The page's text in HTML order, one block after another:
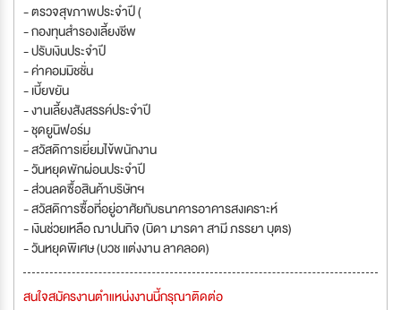
- ตรวจสุขภาพประจำปี (
- กองทุนสำรองเลี้ยงชีพ
- ปรับเงินประจำปี
- ค่าคอมมิชชั่น
- เบี้ยขยัน
- งานเลี้ยงสังสรรค์ประจำปี
- ชุดยูนิฟอร์ม
- สวัสดิการเยี่ยมไข้พนักงาน
- วันหยุดพักผ่อนประจำปี
- ส่วนลดซื้อสินค้าบริษัทฯ
- สวัสดิการซื้อที่อยู่อาศัยกับธนาคารอาคารสงเคราะห์
- เงินช่วยเหลือ ฌาปนกิจ (บิดา มารดา สามี ภรรยา บุตร)
- วันหยุดพิเศษ (บวช เเต่งงาน ลาคลอด)
สนใจสมัครงานตำแหน่งงานนี้กรุณาติดต่อ